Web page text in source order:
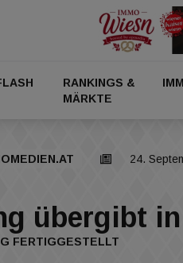
RANKINGS &
MÄRKTE
24.
übergibt
FERTIGGESTELLT